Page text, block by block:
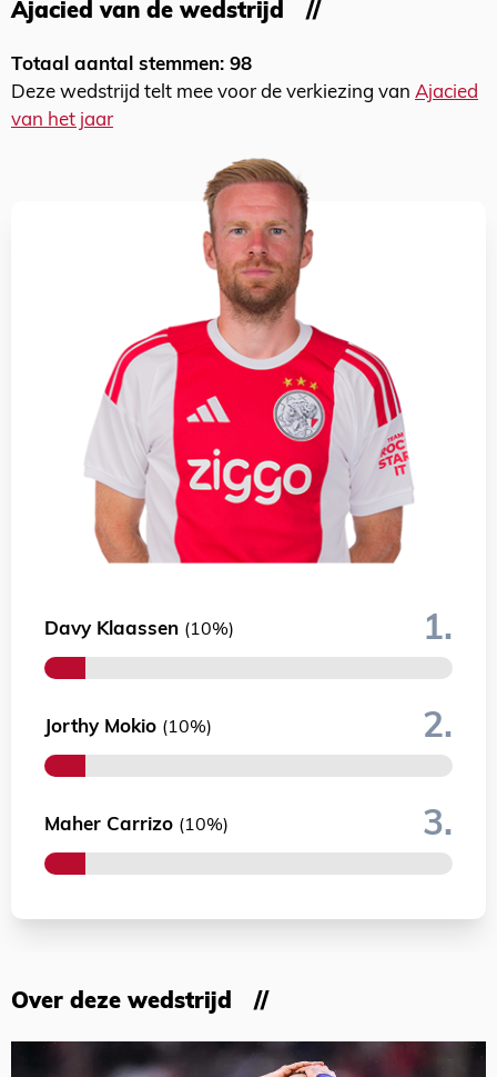
Ajacied van de wedstrijd
Totaal aantal stemmen: 98
Deze wedstrijd telt mee voor de verkiezing van Ajacied
van het jaar
Davy Klaassen (10%) 1.
Jorthy Mokio (10%) 2.
Maher Carrizo (10%) 3.
Over deze wedstrijd